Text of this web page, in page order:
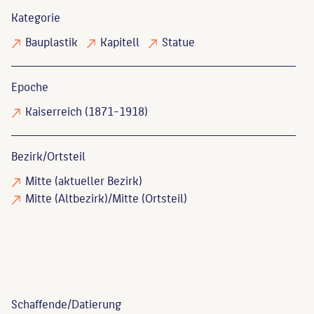
Kategorie
Bauplastik
Kapitell Statue
Epoche
Kaiserreich (1871-1918)
Bezirk/Ortsteil
Mitte (aktueller Bezirk)
Mitte (Altbezirk)/Mitte (Ortsteil)
Schaffende/Datierung